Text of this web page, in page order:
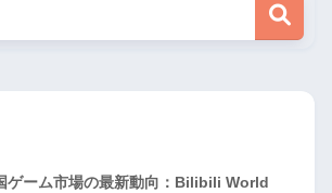
ゲーム市場の最新動向：Bilibili World